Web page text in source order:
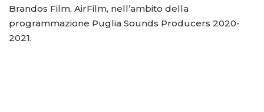
Brandos Film, AirFilm, nell’ambito della
programmazione Puglia Sounds Producers 2020-
2021.